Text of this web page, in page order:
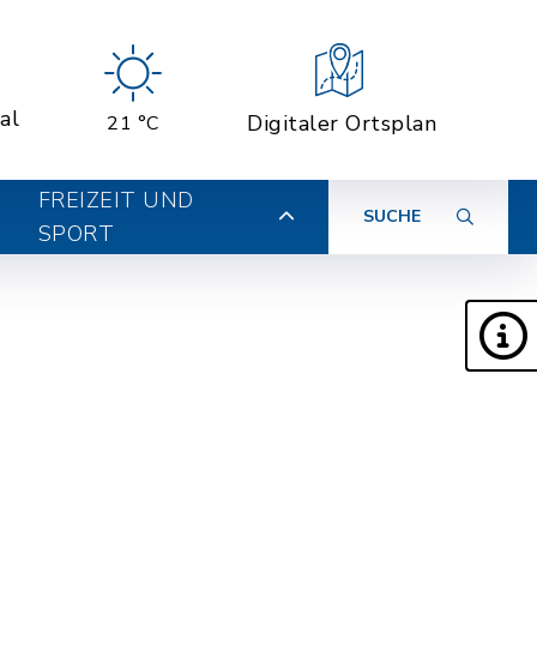
21 °C Digitaler Ortsplan
FREIZEIT UND
SPORT
SUCHE